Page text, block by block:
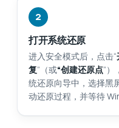
2
打开系统还原
进入安全模式后，点击“
复”（或“创建还原点”）
统还原向导中，选择黑
动还原过程，并等待